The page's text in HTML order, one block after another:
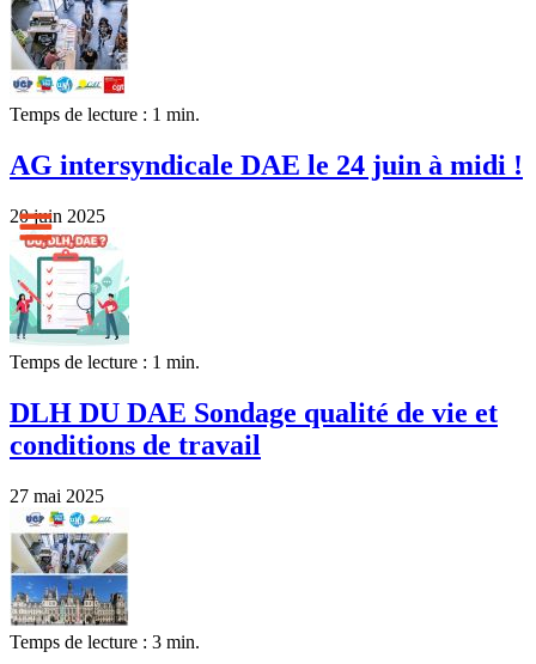
Temps de lecture : 1 min.
AG intersyndicale DAE le 24 juin à midi !
20 juin 2025
Temps de lecture : 1 min.
DLH DU DAE Sondage qualité de vie et
conditions de travail
27 mai 2025
Temps de lecture : 3 min.